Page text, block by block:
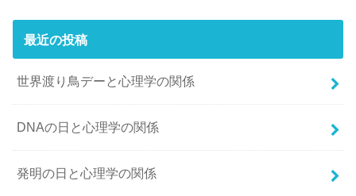
最近の投稿
世界渡り鳥デーと心理学の関係
DNAの日と心理学の関係
発明の日と心理学の関係